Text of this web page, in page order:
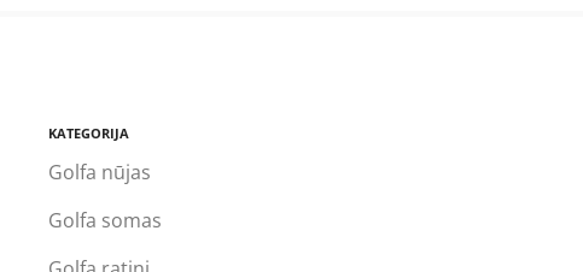
KATEGORIJA
Golfa nūjas
Golfa somas